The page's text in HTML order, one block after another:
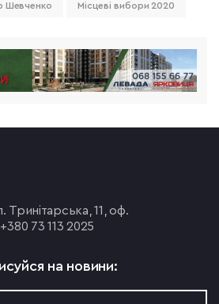
Шевченко Місцеві вибори 2020
Тринітарська, 11, оф.
+380 73 113 2025
на новини: